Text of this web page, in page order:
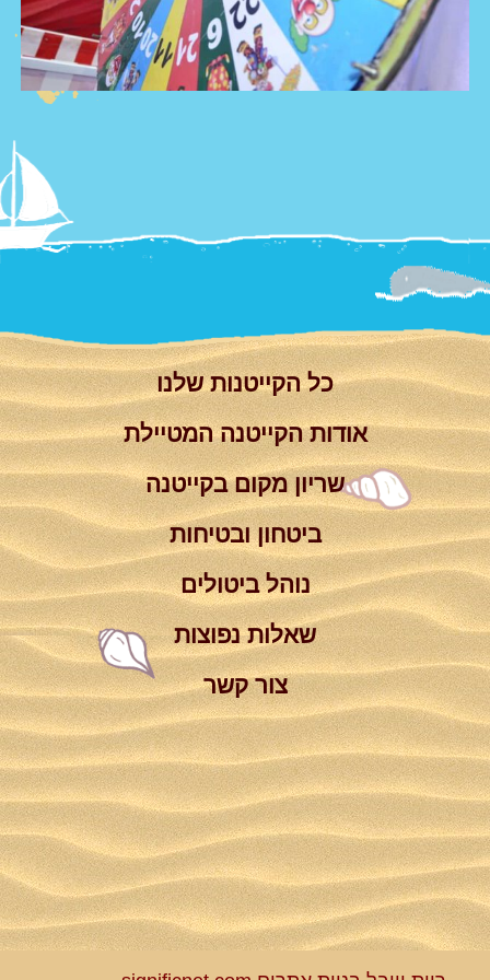
Summer
Camp
צור קשר
'סגור תפריט'
כל הקייטנות שלנו
אודות הקייטנה המטיילת
שריון מקום בקייטנה
ביטחון ובטיחות
נוהל ביטולים
שאלות נפוצות
צור קשר